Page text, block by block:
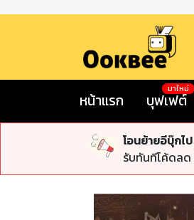
หน้าแรก บุฟเฟต์
มาใหม่
โอนย้ายอีบุ๊กไ
รับทันทีโค้ดลด